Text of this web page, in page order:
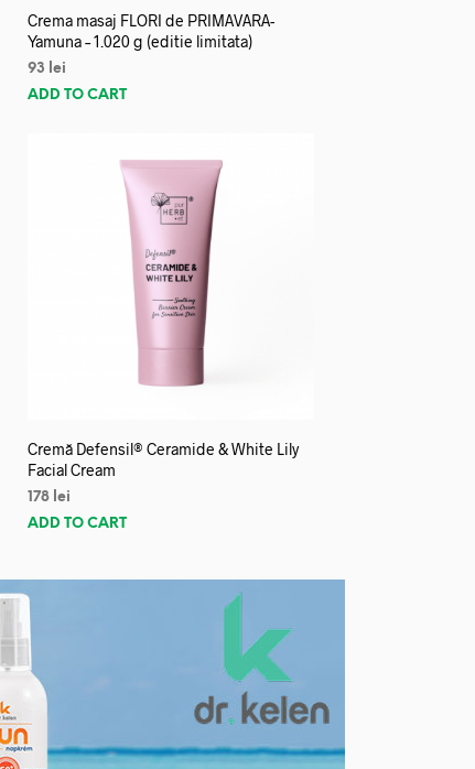
Crema masaj FLORI de PRIMAVARA-
Yamuna – 1.020 g (editie limitata)
93
lei
ADD TO CART
Cremă Defensil® Ceramide & White Lily
Facial Cream
178 lei
ADD TO CART